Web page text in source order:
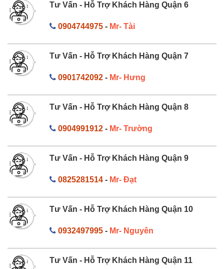
Tư Vấn - Hỗ Trợ Khách Hàng Quận 6
0904744975- Mr- Tài
Tư Vấn - Hỗ Trợ Khách Hàng Quận 7
0901742092- Mr- Hưng
Tư Vấn - Hỗ Trợ Khách Hàng Quận 8
0904991912- Mr- Trường
Tư Vấn - Hỗ Trợ Khách Hàng Quận 9
0825281514- Mr- Đạt
Tư Vấn - Hỗ Trợ Khách Hàng Quận 10
0932497995- Mr- Nguyên
Tư Vấn - Hỗ Trợ Khách Hàng Quận 11